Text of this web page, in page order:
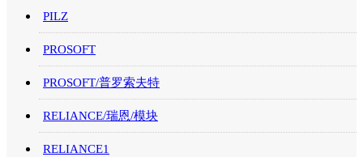
PILZ
PROSOFT
PROSOFT/普罗索夫特
RELIANCE/瑞恩/模块
RELIANCE1